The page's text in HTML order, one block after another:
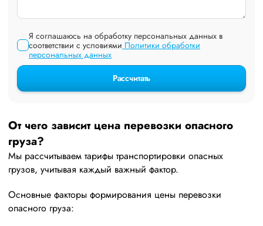
Я соглашаюсь на обработку персональных данных в
соответствии с условиями Политики обработки
персональных данных
Рассчитать
От чего зависит цена перевозки опасного
груза?
Мы рассчитываем тарифы транспортировки опасных
грузов, учитывая каждый важный фактор.
Основные факторы формирования цены перевозки
опасного груза: